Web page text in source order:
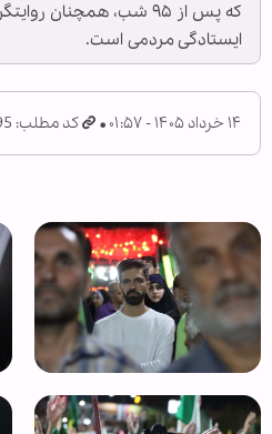
که پس از ۹۵ شب، همچنان
ایستادگی مردمی است.
۱۴ خرداد ۱۴۰۵ - ۰۱:۵۷ کد مطلب: 1822195